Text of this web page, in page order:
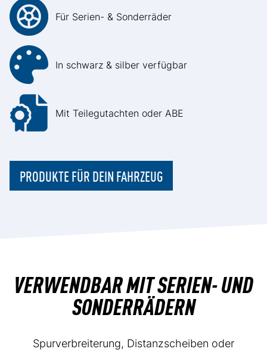
Für Serien- & Sonderräder
In schwarz & silber verfügbar
Mit Teilegutachten oder ABE
PRODUKTE FÜR DEIN FAHRZEUG
VERWENDBAR MIT SERIEN- UND
SONDERRÄDERN
Spurverbreiterung, Distanzscheiben oder